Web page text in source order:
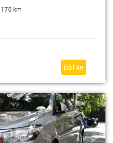
170 km
Đặt xe